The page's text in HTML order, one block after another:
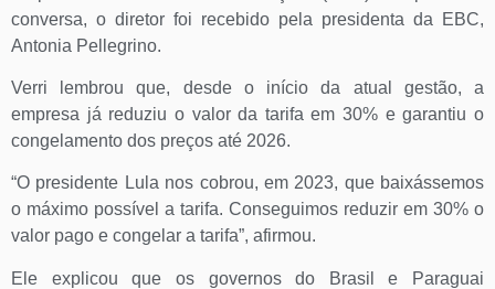
conversa, o diretor foi recebido pela presidenta da EBC,
Antonia Pellegrino.
Verri lembrou que, desde o início da atual gestão, a
empresa já reduziu o valor da tarifa em 30% e garantiu o
congelamento dos preços até 2026.
“O presidente Lula nos cobrou, em 2023, que baixássemos
o máximo possível a tarifa. Conseguimos reduzir em 30% o
valor pago e congelar a tarifa”, afirmou.
Ele explicou que os governos do Brasil e Paraguai